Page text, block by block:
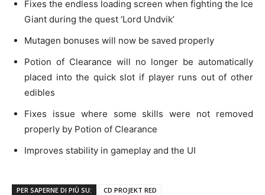
Fixes the endless loading screen when fighting the Ice
Giant during the quest ‘Lord Undvik’
Mutagen bonuses will now be saved properly
Potion of Clearance will no longer be automatically
placed into the quick slot if player runs out of other
edibles
Fixes issue where some skills were not removed
properly by Potion of Clearance
Improves stability in gameplay and the UI
PER SAPERNE DI PIÙ SU: CD PROJEKT RED